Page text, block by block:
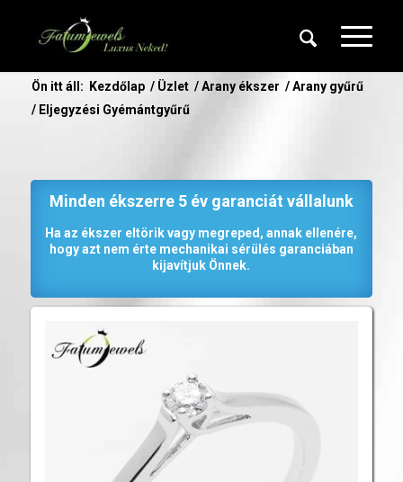
Ön itt áll: Kezdőlap / Üzlet / Arany ékszer / Arany gyűrű
/ Eljegyzési Gyémántgyűrű
Minden ékszerre 5 év garanciát vállalunk
Ha az ékszer eltörik vagy megreped, annak ellenére,
hogy azt nem érte mechanikai sérülés garanciában
kijavítjuk Önnek.